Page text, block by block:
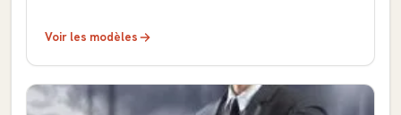
Voir les modèles